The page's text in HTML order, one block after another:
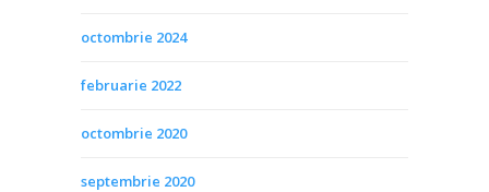
octombrie 2024
februarie 2022
octombrie 2020
septembrie 2020